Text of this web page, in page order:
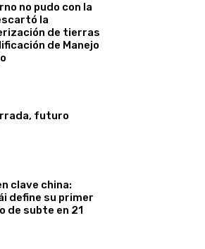
no pudo con la
la
de tierras
de Manejo
futuro
clave china:
define su primer
de subte en 21